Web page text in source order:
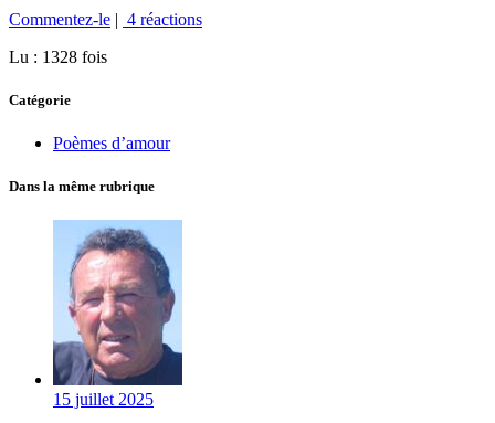
Commentez-le | 4 réactions
Lu : 1328 fois
Catégorie
Poèmes d’amour
Dans la même rubrique
15 juillet 2025